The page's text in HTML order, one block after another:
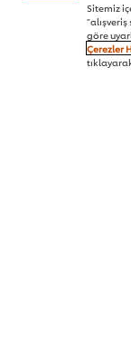
Sitemiz
göre
Çerezler